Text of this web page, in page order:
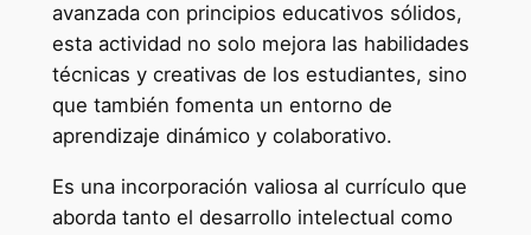
avanzada con principios educativos sólidos,
esta actividad no solo mejora las habilidades
técnicas y creativas de los estudiantes, sino
que también fomenta un entorno de
aprendizaje dinámico y colaborativo.
Es una incorporación valiosa al currículo que
aborda tanto el desarrollo intelectual como